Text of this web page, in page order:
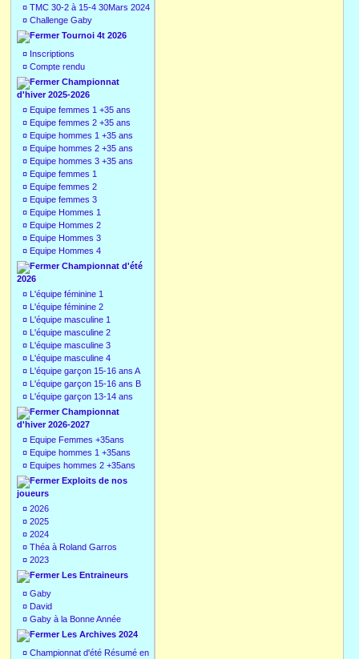
¤ TMC 30-2 à 15-4 30Mars 2024
¤ Challenge Gaby
Tournoi 4t 2026
¤ Inscriptions
¤ Compte rendu
Championnat
d'hiver 2025-2026
¤ Equipe femmes 1 +35 ans
¤ Equipe femmes 2 +35 ans
¤ Equipe hommes 1 +35 ans
¤ Equipe hommes 2 +35 ans
¤ Equipe hommes 3 +35 ans
¤ Equipe femmes 1
¤ Equipe femmes 2
¤ Equipe femmes 3
¤ Equipe Hommes 1
¤ Equipe Hommes 2
¤ Equipe Hommes 3
¤ Equipe Hommes 4
Championnat d'été
2026
¤ L'équipe féminine 1
¤ L'équipe féminine 2
¤ L'équipe masculine 1
¤ L'équipe masculine 2
¤ L'équipe masculine 3
¤ L'équipe masculine 4
¤ L'équipe garçon 15-16 ans A
¤ L'équipe garçon 15-16 ans B
¤ L'équipe garçon 13-14 ans
Championnat
d'hiver 2026-2027
¤ Equipe Femmes +35ans
¤ Equipe hommes 1 +35ans
¤ Equipes hommes 2 +35ans
Exploits de nos
joueurs
¤ 2026
¤ 2025
¤ 2024
¤ Théa à Roland Garros
¤ 2023
Les Entraineurs
¤ Gaby
¤ David
¤ Gaby à la Bonne Année
Les Archives 2024
¤ Championnat d'été Résumé en